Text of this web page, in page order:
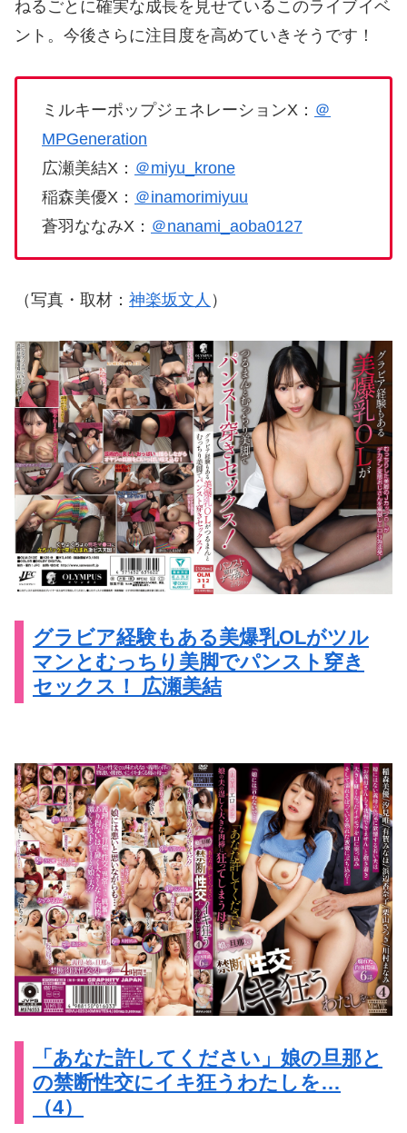
ねるごとに確実な成長を見せているこのライブイベ
ント。今後さらに注目度を高めていきそうです！
ミルキーポップジェネレーションX： ＠
MPGeneration
広瀬美結X： ＠miyu_krone
稲森美優X： ＠inamorimiyuu
蒼羽ななみX： ＠nanami_aoba0127
（写真・取材： 神楽坂文人 ）
グラビア経験もある美爆乳OLがツル
マンとむっちり美脚でパンスト穿き
セックス！ 広瀬美結
「あなた許してください」娘の旦那と
の禁断性交にイキ狂うわたしを…
（4）